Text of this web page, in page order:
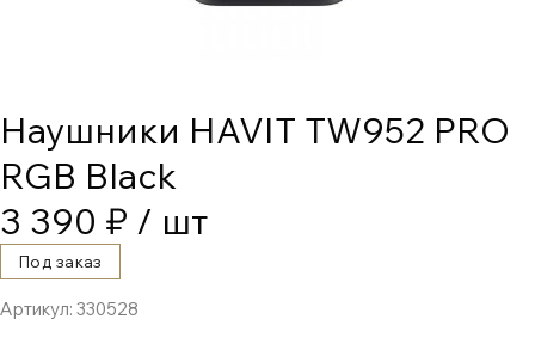
Наушники HAVIT TW952 PRO
RGB Black
3 390 ₽ / шт
Под заказ
Артикул: 330528